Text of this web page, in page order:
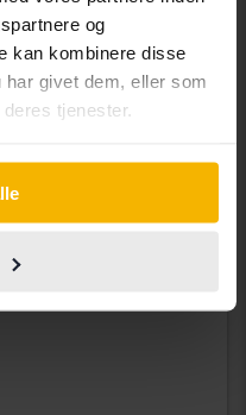
og
kan kombinere disse
givet dem, eller som
tjenester.